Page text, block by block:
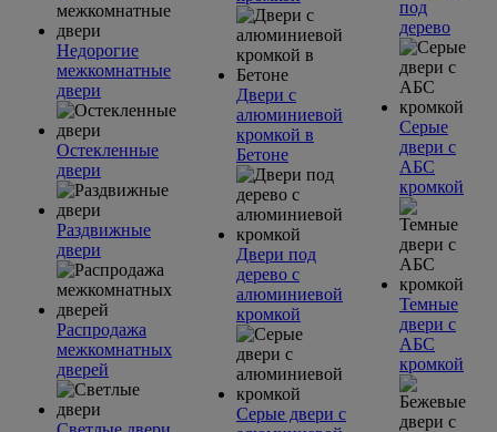
Недорогие
межкомнатные
двери
Остекленные
двери
Раздвижные
двери
Распродажа
межкомнатных
дверей
Двери с
алюминиевой
кромкой в
Бетоне
Двери под
дерево с
алюминиевой
кромкой
Серые двери с
под
дерево
Серые
двери с
АБС
кромкой
Темные
двери с
АБС
кромкой